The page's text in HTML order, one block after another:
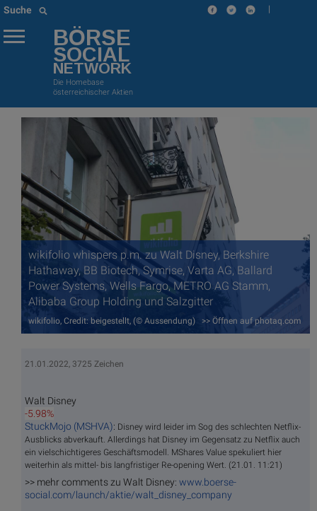
Suche |
BÖRSE
SOCIAL
NETWORK
Die Homebase
österreichischer Aktien
wikifolio whispers p.m. zu Walt Disney, Berkshire
Hathaway, BB Biotech, Symrise, Varta AG, Ballard
Power Systems, Wells Fargo, METRO AG Stamm,
Alibaba Group Holding und Salzgitter
wikifolio, Credit: beigestellt, (© Aussendung) >> Öffnen auf photaq.com
21.01.2022, 3725 Zeichen
Walt Disney
-5.98%
StuckMojo (MSHVA): Disney wird leider im Sog des schlechten Netflix-
Ausblicks abverkauft. Allerdings hat Disney im Gegensatz zu Netflix auch
ein vielschichtigeres Geschäftsmodell. MShares Value spekuliert hier
weiterhin als mittel- bis langfristiger Re-opening Wert. (21.01. 11:21)
>> mehr comments zu Walt Disney: www.boerse-
social.com/launch/aktie/walt_disney_company